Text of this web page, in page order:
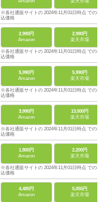
※各社通販サイトの 2024年11月01日時点 での税
込価格
2,990円
Amazon
2,990円
楽天市場
※各社通販サイトの 2024年11月01日時点 での税
込価格
5,990円
Amazon
5,990円
楽天市場
※各社通販サイトの 2024年11月01日時点 での税
込価格
3,990円
Amazon
13,000円
楽天市場
※各社通販サイトの 2024年11月01日時点 での税
込価格
1,800円
Amazon
2,200円
楽天市場
※各社通販サイトの 2024年11月01日時点 での税
込価格
4,480円
Amazon
5,055円
楽天市場